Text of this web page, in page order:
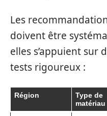
Les
doivent être
elles s’appuient sur
tests rigoureux :
Région
Type de
matériau